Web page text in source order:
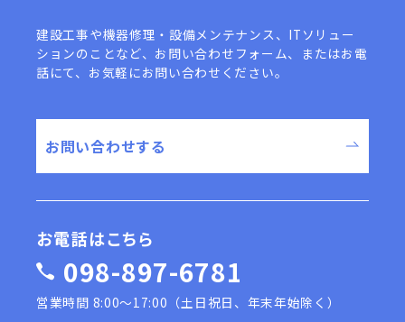
役職員
の情報
労働者派遣等に関する提案・情報
提供・カウンセリング・各種
手続等業務連絡、施設・設備管理
業務の企画・開発・改善及びそれ
画の案内、提案及び実施
無に関わらず、「行政手続における特定の個人を識別す
るための番号の利用等に関する法律」（以下、「番号利
用法」といいます。）で認められた以下の目的の範囲内
建設工事や機器修理・設備メンテナンス、ITソリュー
ションのことなど、 お問い合わせフォーム、またはお電
話にて、お気軽にお問い合わせください。
お問い合わせする
お電話はこちら
098-897-6781
営業時間 8:00〜17:00（土日祝日、年末年始除く）